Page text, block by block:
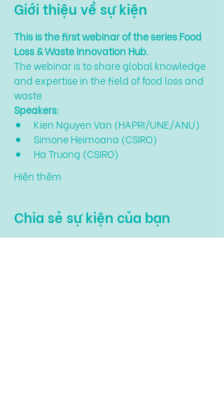
Giới thiệu về sự kiện
This is the first webinar of the series Food
Loss & Waste Innovation Hub.
The webinar is to share global knowledge
and expertise in the field of food loss and
waste
Speakers:
Kien Nguyen Van (HAPRI/UNE/ANU)
Simone Heimoana (CSIRO)
Ha Truong (CSIRO)
Hiện thêm
Chia sẻ sự kiện của bạn